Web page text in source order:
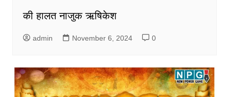
की हालत नाजुक ऋषिकेश
admin November 6, 2024 0